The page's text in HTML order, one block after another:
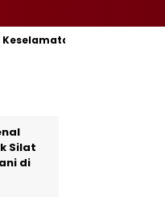
dan Ketertiban
Silat
di